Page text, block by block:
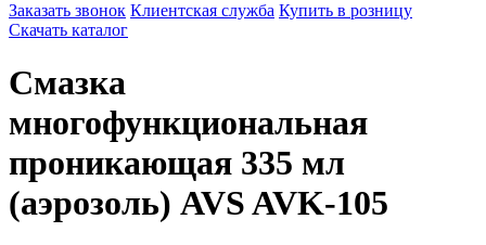
Заказать звонок Клиентская служба Купить в розницу
Скачать каталог
Смазка
многофункциональная
проникающая 335 мл
(аэрозоль) AVS AVK-105